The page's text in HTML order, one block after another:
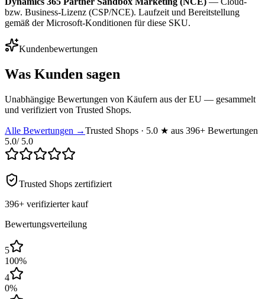
bzw. Business-Lizenz (CSP/NCE). Laufzeit und Bereitstellung
gemäß der Microsoft-Konditionen für diese SKU.
Kundenbewertungen
Was Kunden sagen
Unabhängige Bewertungen von Käufern aus der EU — gesammelt
und verifiziert von Trusted Shops.
Alle Bewertungen →Trusted Shops · 5.0 ★ aus 396+ Bewertungen
5.0/ 5.0
Trusted Shops zertifiziert
396+ verifizierter kauf
Bewertungsverteilung
5
100%
4
0%